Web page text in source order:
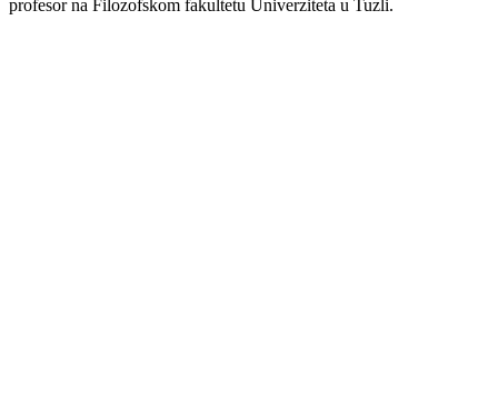
profesor na Filozofskom fakultetu Univerziteta u Tuzli.